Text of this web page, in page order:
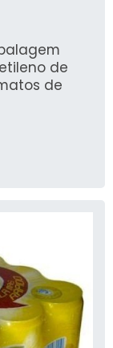
de
de